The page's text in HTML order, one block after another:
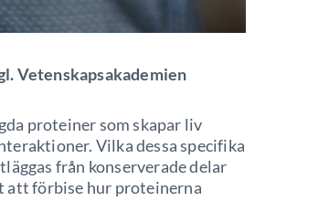
Vetenskapsakademien
proteiner som skapar liv
Vilka dessa specifika
från konserverade delar
att förbise hur proteinerna